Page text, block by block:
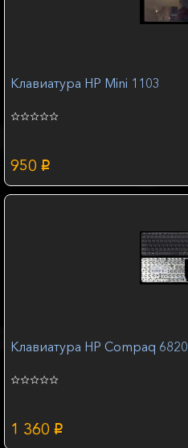
Клавиатура HP Mini 1103
950 p
Клавиатура HP Compaq 6820
1 360 p